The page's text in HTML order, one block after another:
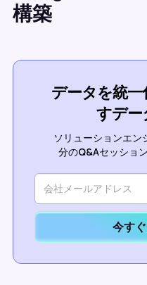
構築
データを統
すデー
ソリューションエ
分のQ&Aセッショ
今す